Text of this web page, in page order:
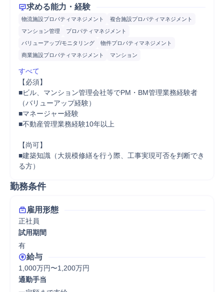
求める能力・経験
物流施設プロパティマネジメント
複合施設プロパティマネジメント
マンション管理
プロパティマネジメント
バリューアップ/モニタリング
物件プロパティマネジメント
商業施設プロパティマネジメント
マンション
すべて
【必須】
■ビル、マンション管理会社等でPM・BM管理業務経験者
（バリューアップ経験）
■マネージャー経験
■不動産管理業務経験10年以上
【尚可】
■建築知識（大規模修繕を行う際、工事実現可否を判断でき
る方）
勤務条件
雇用形態
正社員
試用期間
有
給与
1,000万円〜1,200万円
通勤手当